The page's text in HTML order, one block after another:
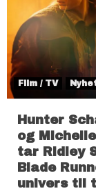
Film / TV
Hunter
og
tar Ridley
Blade
univers til